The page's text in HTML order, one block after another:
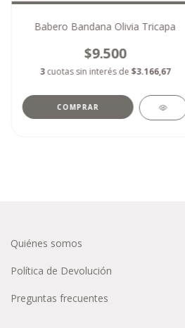
Babero Bandana Olivia Tricapa
$9.500
3 cuotas sin interés de $3.166,67
Quiénes somos
Política de Devolución
Preguntas frecuentes